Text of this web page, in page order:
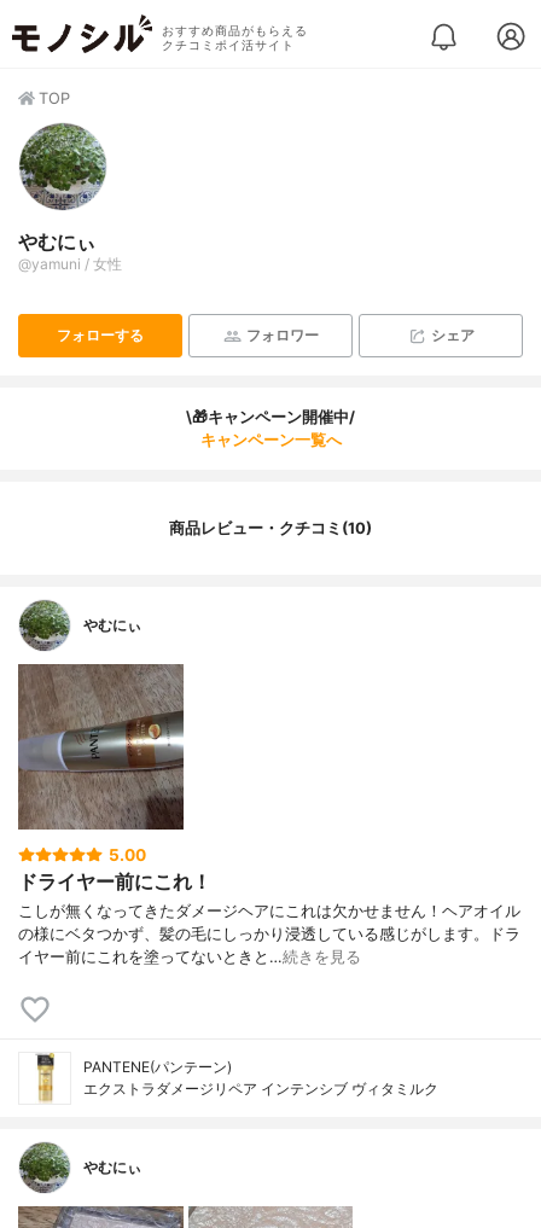
おすすめ商品がもらえる
クチコミポイ活サイト
TOP
やむにぃ
@yamuni / 女性
フォローする フォロワー シェア
\🎁キャンペーン開催中/
キャンペーン一覧へ
商品レビュー・クチコミ(10)
やむにぃ
5.00
ドライヤー前にこれ！
こしが無くなってきたダメージヘアにこれは欠かせません！ヘアオイル
の様にベタつかず、髪の毛にしっかり浸透している感じがします。ドラ
イヤー前にこれを塗ってないときと…続きを見る
PANTENE(パンテーン)
エクストラダメージリペア インテンシブ ヴィタミルク
やむにぃ